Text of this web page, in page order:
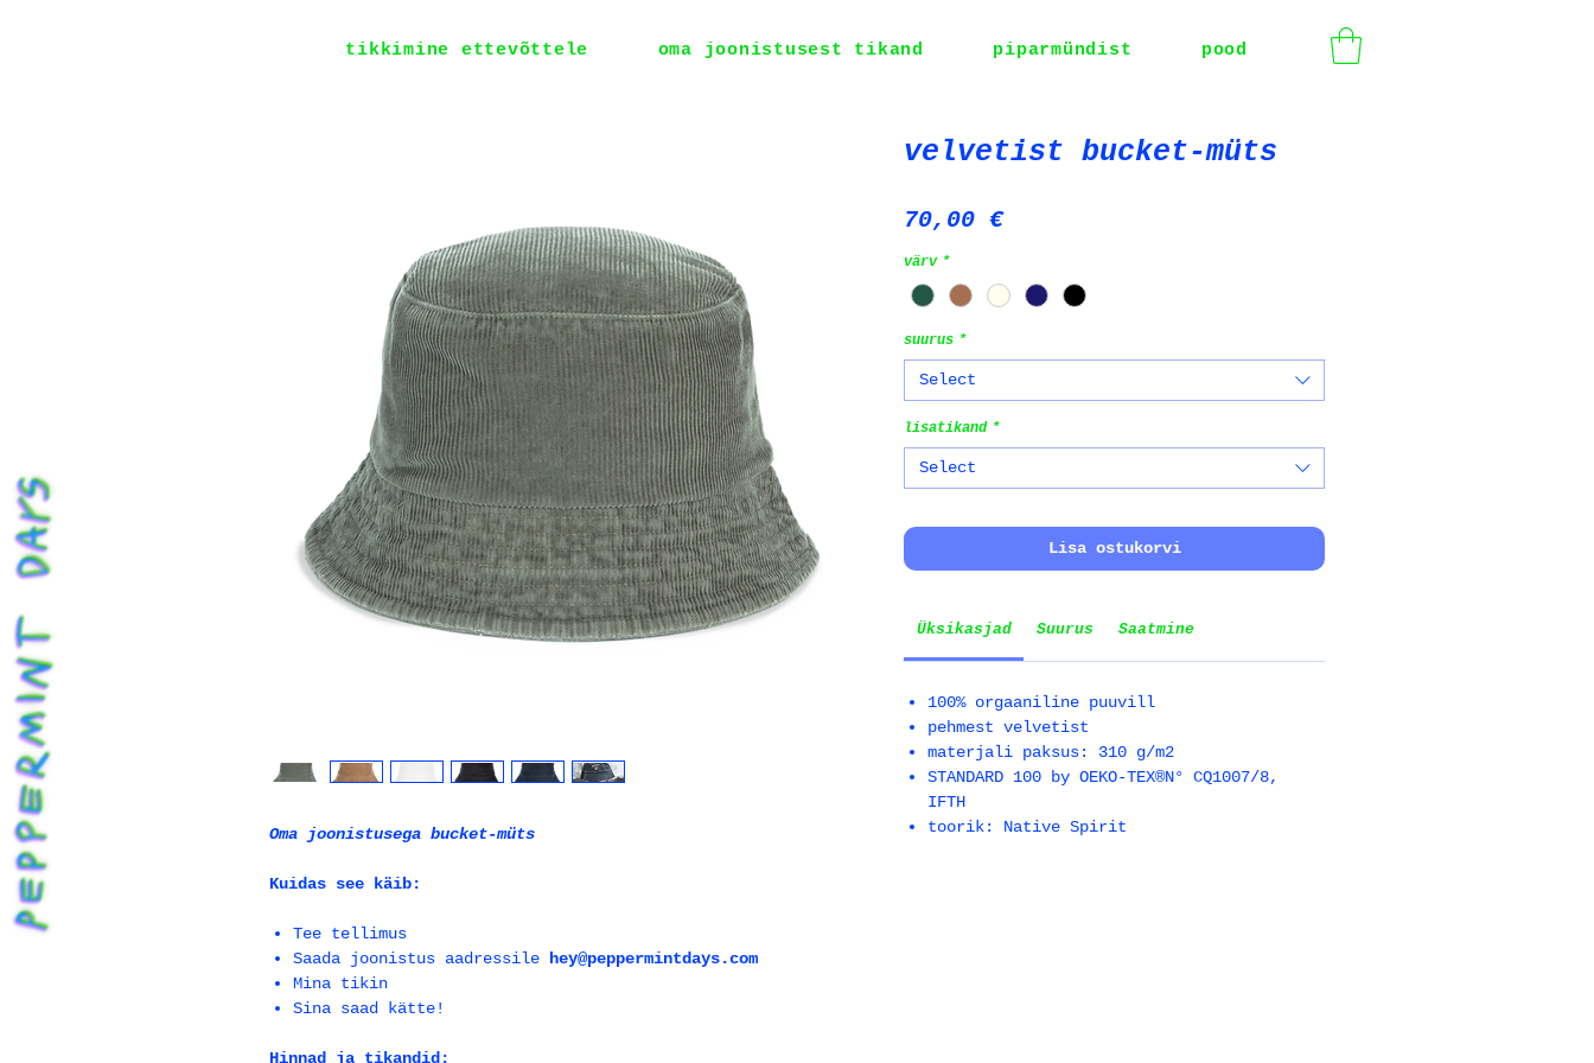
tikkimine ettevõttele oma joonistusest tikand piparmündist pood
Oma joonistusega bucket-müts
Kuidas see käib:
Tee tellimus
Saada joonistus aadressile
hey@peppermintdays.com
Mina tikin
Sina saad kätte!
Hinnad ja tikandid:
velvetist bucket-müts
70,00 €Price
värv *
suurus *
Select
lisatikand *
Select
Lisa ostukorvi
Üksikasjad Suurus Saatmine
100% orgaaniline puuvill
pehmest velvetist
materjali paksus: 310 g/m2
STANDARD 100 by OEKO-TEX®N° CQ1007/8,
IFTH
toorik: Native Spirit